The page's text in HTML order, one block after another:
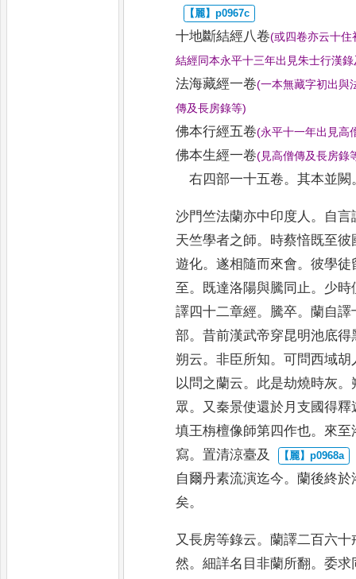
十地斷結經八卷(或四卷亦云十住
結經同本永平十三年出見朱士行漢
法海藏經一卷(一本無藏字初出與
傳及長房錄等)
佛本行經五卷(永平十一年出見高
佛本生經一卷(見高僧傳及長房錄
右四部一十五卷。其本並闕
沙門竺法蘭亦中印度人 。
自言
天竺學者之師。 時蔡愔既至彼
遊化。遂相隨而來會。彼學徒
至。 既達洛陽與騰同止。 少時
譯四十二章經。 騰卒。蘭自譯
部。昔前漢武帝穿昆明池底得
朔云。非臣所知。可問西域胡
以問之蘭云。 此是劫燒時灰。
眾。 又秦景使還於月支國得釋
填王栴檀像師第四作也。 來至
寫。置清涼臺及
自爾丹素流演迄今。蘭後終於
矣。
又長房等錄云。蘭譯二百六十
然。細詳名目非蘭所翻。委求